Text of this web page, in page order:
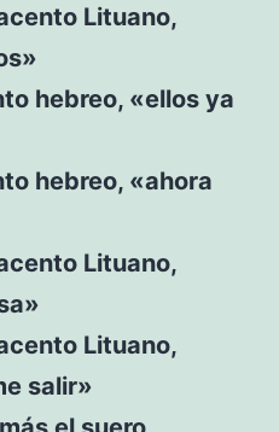
Lituano,
hebreo, «ellos ya
hebreo, «ahora
Lituano,
Lituano,
salir»